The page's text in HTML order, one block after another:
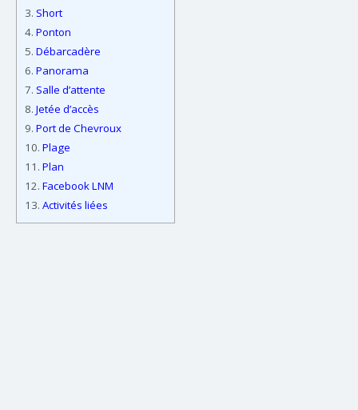
3. Short
4. Ponton
5. Débarcadère
6. Panorama
7. Salle d’attente
8. Jetée d’accès
9. Port de Chevroux
10. Plage
11. Plan
12. Facebook LNM
13. Activités liées